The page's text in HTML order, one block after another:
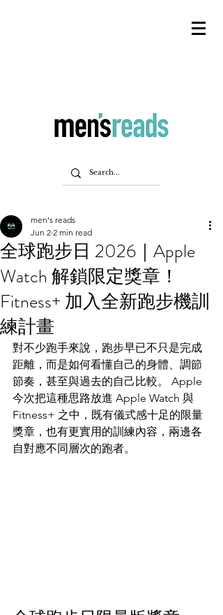
全球跑步日 2026｜Apple
Watch 解鎖限定獎章！
Fitness+ 加入全新跑步機訓
練計畫
men's reads
Jun 2 2 min read
對不少跑手來說，跑步早已不只是完成
距離，而是如何看懂自己的身體、調節
節奏，甚至與過去的自己比較。 Apple
今次把這種思路放進 Apple Watch 與
Fitness+ 之中，既有儀式感十足的限量
獎章，也有更實用的訓練內容，兩邊各
自對應不同層次的跑者。